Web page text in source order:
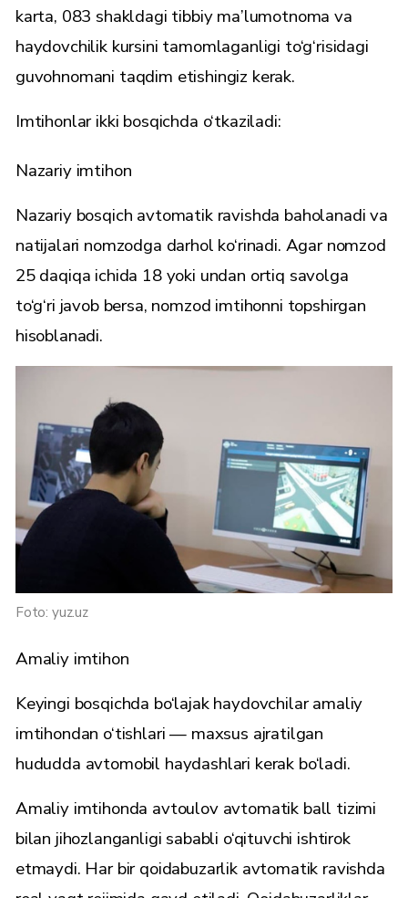
karta, 083 shakldagi tibbiy ma’lumotnoma va
haydovchilik kursini tamomlaganligi to‘g‘risidagi
guvohnomani taqdim etishingiz kerak.
Imtihonlar ikki bosqichda o‘tkaziladi:
Nazariy imtihon
Nazariy bosqich avtomatik ravishda baholanadi va
natijalari nomzodga darhol ko‘rinadi. Agar nomzod
25 daqiqa ichida 18 yoki undan ortiq savolga
to‘g‘ri javob bersa, nomzod imtihonni topshirgan
hisoblanadi.
Foto: yuz.uz
Amaliy imtihon
Keyingi bosqichda bo‘lajak haydovchilar amaliy
imtihondan o‘tishlari — maxsus ajratilgan
hududda avtomobil haydashlari kerak bo‘ladi.
Amaliy imtihonda avtoulov avtomatik ball tizimi
bilan jihozlanganligi sababli o‘qituvchi ishtirok
etmaydi. Har bir qoidabuzarlik avtomatik ravishda